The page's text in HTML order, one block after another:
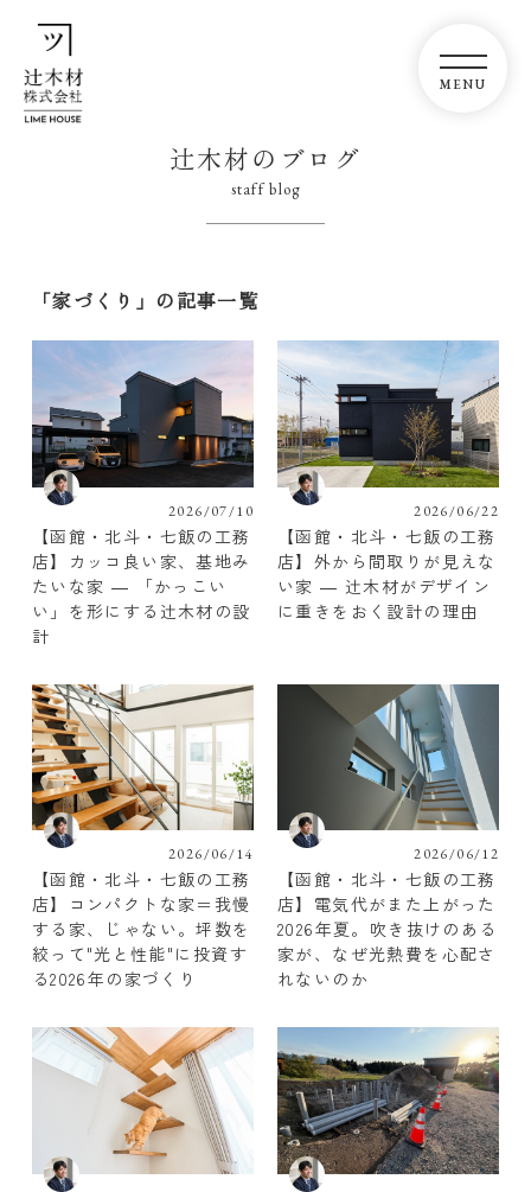
辻木材のブログ
staff blog
「家づくり」の記事一覧
2026/07/10
【函館・北斗・七飯の工務
店】カッコ良い家、基地み
たいな家 ― 「かっこい
い」を形にする辻木材の設
計
2026/06/22
【函館・北斗・七飯の工務
店】外から間取りが見えな
い家 ― 辻木材がデザイン
に重きをおく設計の理由
2026/06/14
【函館・北斗・七飯の工務
店】コンパクトな家＝我慢
する家、じゃない。坪数を
絞って"光と性能"に投資す
る2026年の家づくり
2026/06/12
【函館・北斗・七飯の工務
店】電気代がまた上がった
2026年夏。吹き抜けのある
家が、なぜ光熱費を心配さ
れないのか